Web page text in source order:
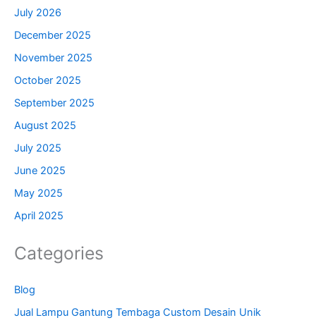
July 2026
December 2025
November 2025
October 2025
September 2025
August 2025
July 2025
June 2025
May 2025
April 2025
Categories
Blog
Jual Lampu Gantung Tembaga Custom Desain Unik